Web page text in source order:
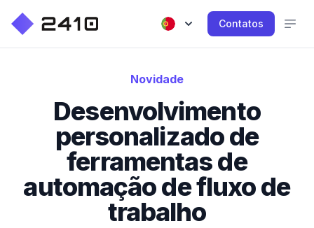
Contatos
Novidade
Desenvolvimento
personalizado de
ferramentas de
automação de fluxo de
trabalho